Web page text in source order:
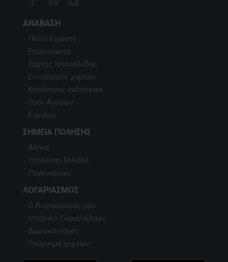
ΑΝΆΒΑΣΗ
Ποιοι Είμαστε
Επικοινωνία
Χάρτης Ιστοσελίδας
Εντοπισμός χαρτών
Κατάλογος εκδόσεων
Όροι Αγορών
Καριέρα
ΣΗΜΕΊΑ ΠΏΛΗΣΗΣ
Αθήνα
Υπόλοιπη Ελλάδα
Παγκοσμίως
ΛΟΓΑΡΙΑΣΜΌΣ
Ο Λογαριασμός μου
Ιστορικό Παραγγελιών
Δωροεπιταγές
Υπόμνημα χαρτών